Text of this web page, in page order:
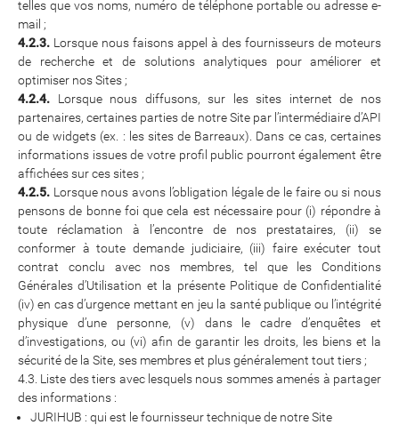
telles que vos noms, numéro de téléphone portable ou adresse e-
mail ;
4.2.3. Lorsque nous faisons appel à des fournisseurs de moteurs
de recherche et de solutions analytiques pour améliorer et
optimiser nos Sites ;
4.2.4. Lorsque nous diffusons, sur les sites internet de nos
partenaires, certaines parties de notre Site par l’intermédiaire d’API
ou de widgets (ex. : les sites de Barreaux). Dans ce cas, certaines
informations issues de votre profil public pourront également être
affichées sur ces sites ;
4.2.5. Lorsque nous avons l’obligation légale de le faire ou si nous
pensons de bonne foi que cela est nécessaire pour (i) répondre à
toute réclamation à l’encontre de nos prestataires, (ii) se
conformer à toute demande judiciaire, (iii) faire exécuter tout
contrat conclu avec nos membres, tel que les Conditions
Générales d’Utilisation et la présente Politique de Confidentialité
(iv) en cas d’urgence mettant en jeu la santé publique ou l’intégrité
physique d’une personne, (v) dans le cadre d’enquêtes et
d’investigations, ou (vi) afin de garantir les droits, les biens et la
sécurité de la Site, ses membres et plus généralement tout tiers ;
4.3. Liste des tiers avec lesquels nous sommes amenés à partager
des informations :
JURIHUB : qui est le fournisseur technique de notre Site